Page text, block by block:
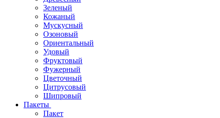
Зеленый
Кожаный
Мускусный
Озоновый
Ориентальный
Удовый
Фруктовый
Фужерный
Цветочный
Цитрусовый
Шипровый
Пакеты
Пакет